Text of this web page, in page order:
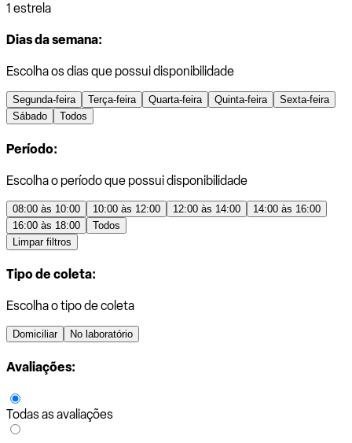
1 estrela
Dias da semana:
Escolha os dias que possui disponibilidade
Segunda-feira Terça-feira Quarta-feira Quinta-feira
Sexta-feira
Sábado
Todos
Período:
Escolha o período que possui disponibilidade
08:00 às 10:00 10:00 às 12:00 12:00 às 14:00
14:00 às 16:00
16:00 às 18:00
Todos
Limpar filtros
Tipo de coleta:
Escolha o tipo de coleta
Domiciliar No laboratório
Avaliações:
Todas as avaliações